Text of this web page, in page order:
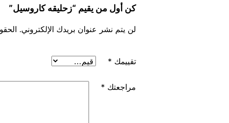
كن أول من يقيم “زحليقه كاروسيل”
لن يتم نشر عنوان بريدك الإلكتروني.
تقييمك *
مراجعتك *